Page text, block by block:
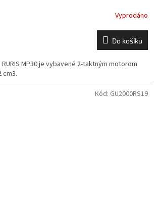
Vyprodáno
Do košíku
MP30 je vybavené 2-taktným motorom
cm3.
Kód: GU2000RS19